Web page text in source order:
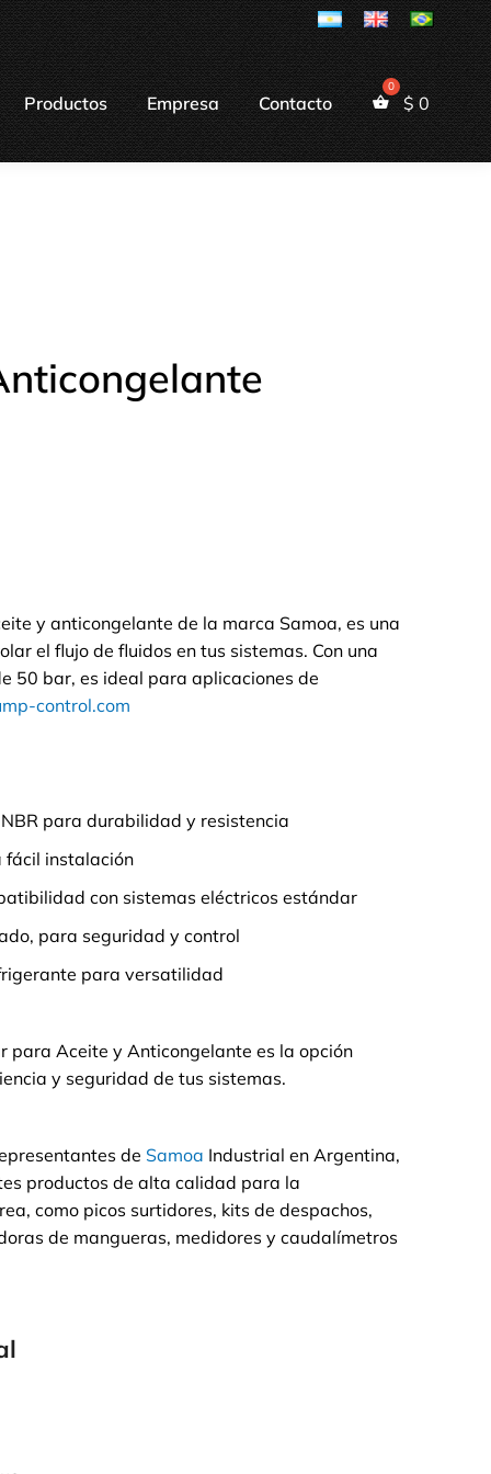
Productos Empresa Contacto $0
y anticongelante de la marca Samoa, es una
el flujo de fluidos en tus sistemas. Con una
50 bar, es ideal para aplicaciones de
control.com
para durabilidad y resistencia
fácil instalación
con sistemas eléctricos estándar
para seguridad y control
para versatilidad
para Aceite y Anticongelante es la opción
y seguridad de tus sistemas.
de Samoa Industrial en Argentina,
productos de alta calidad para la
como picos surtidores, kits de despachos,
de mangueras, medidores y caudalímetros